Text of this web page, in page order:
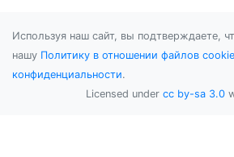
Используя наш сайт, вы подтверждаете,
нашу Политику в отношении файлов cookie
конфиденциальности.
Licensed under cc by-sa 3.0